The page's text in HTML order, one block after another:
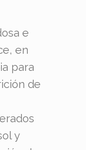
e
en
para
de
y